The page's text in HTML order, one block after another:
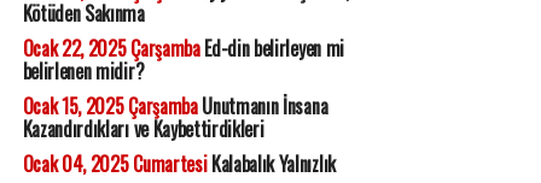
Kötüden Sakınma
Ocak 22, 2025 ÇarşambaEd-din belirleyen mi
belirlenen midir?
Ocak 15, 2025 ÇarşambaUnutmanın İnsana
Kazandırdıkları ve Kaybettirdikleri
Ocak 04, 2025 CumartesiKalabalık Yalnızlık